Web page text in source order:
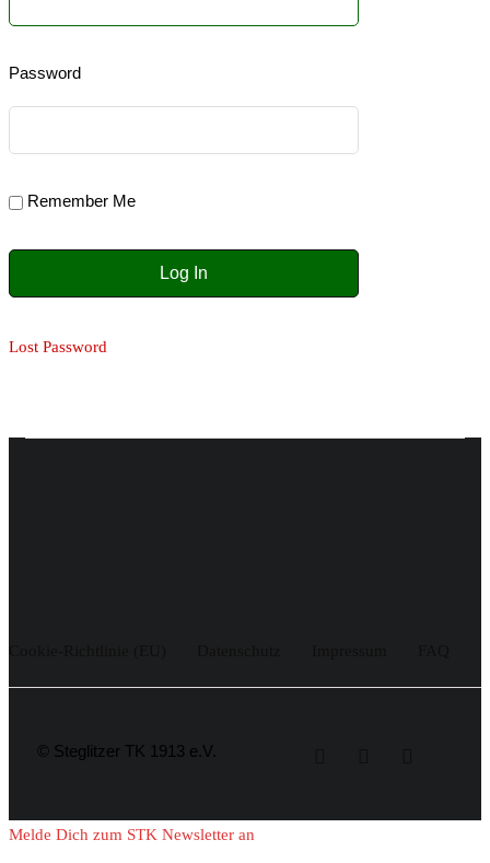
Password
Remember Me
Lost Password
© Steglitzer TK 1913 e.V.
Melde Dich zum STK Newsletter an